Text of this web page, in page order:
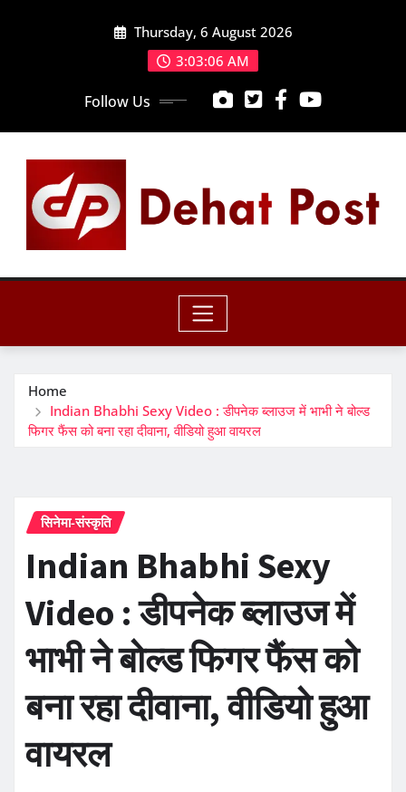
Thursday, 6 August 2026
3:03:07 AM
Follow Us
Home
Indian Bhabhi Sexy Video : डीपनेक ब्लाउज में भाभी ने बोल्ड
फिगर फैंस को बना रहा दीवाना, वीडियो हुआ वायरल
सिनेमा-संस्कृति
Indian Bhabhi Sexy
Video : डीपनेक ब्लाउज में
भाभी ने बोल्ड फिगर फैंस को
बना रहा दीवाना, वीडियो हुआ
वायरल